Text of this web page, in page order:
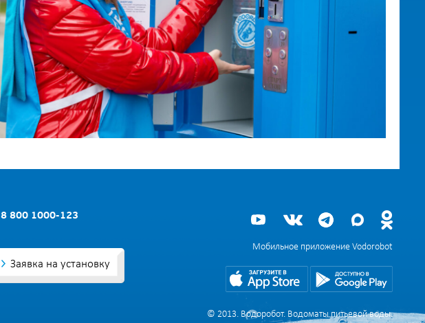
8 800 1000-123
Заявка на установку
Мобильное приложение Vodorobot
© 2013. Водоробот. Водоматы питьевой воды.